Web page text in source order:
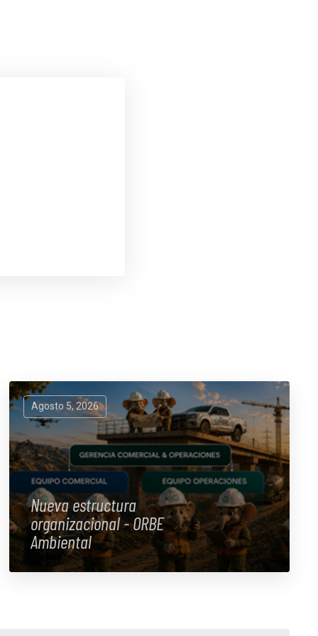
Agosto 5, 2026
Nueva estructura
organizacional - ORBE
Ambiental